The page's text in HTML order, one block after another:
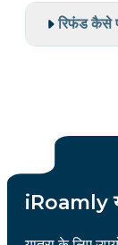
रिफंड कैसे
iRoamly